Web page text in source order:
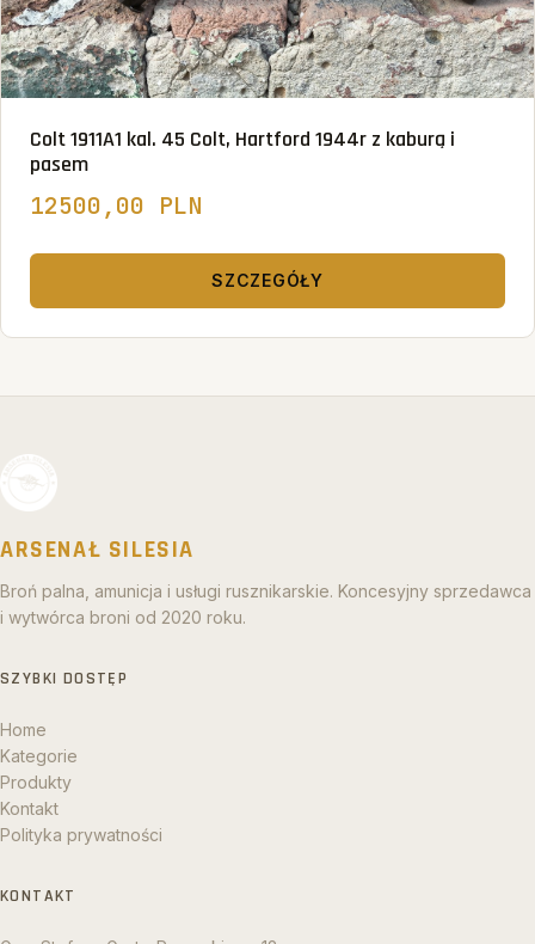
Colt 1911A1 kal. 45 Colt, Hartford 1944r z kaburą i
pasem
12500,00 PLN
SZCZEGÓŁY
ARSENAŁ SILESIA
Broń palna, amunicja i usługi rusznikarskie. Koncesyjny sprzedawca
i wytwórca broni od 2020 roku.
SZYBKI DOSTĘP
Home
Kategorie
Produkty
Kontakt
Polityka prywatności
KONTAKT